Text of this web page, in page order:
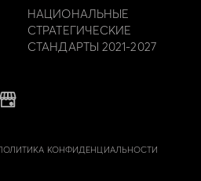
НАЦИОНАЛЬНЫЕ
СТРАТЕГИЧЕСКИЕ
СТАНДАРТЫ 2021-2027
КОНФИДЕНЦИАЛЬНОСТИ